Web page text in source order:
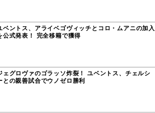
ベントス、アライベゴヴィッチとコロ・ムアニの加入
公式発表！ 完全移籍で獲得
ェグロヴァのゴラッソ炸裂！ ユベントス、チェルシ
との親善試合でウノゼロ勝利